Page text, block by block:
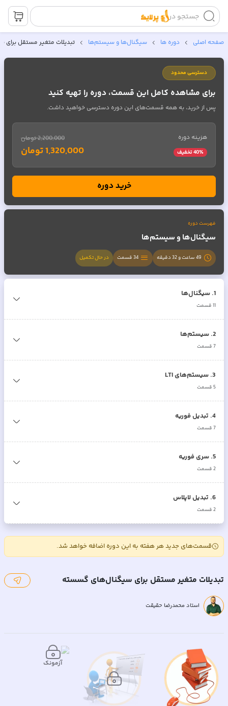
جستجو در
صفحه اصلی دوره ها سیگنال‌ها و سیستم‌ها تبدیلات متغیر مستقل
دسترسی محدود
برای مشاهده کامل این قسمت، دوره را تهیه کنید
پس از خرید، به همه قسمت‌های این دوره دسترسی خواهید داشت.
هزینه دوره
40٪ تخفیف
2,200,000 تومان
1,320,000 تومان
خرید دوره
فهرست دوره
سیگنال‌ها و سیستم‌ها
49 ساعت و 32 دقیقه 34قسمت در حال تکمیل
1
. سیگنال‌ها
11قسمت
2
. سیستم‌ها
7قسمت
3
. سیستم‌های LTI
5قسمت
4
. تبدیل فوریه
7قسمت
5
. سری فوریه
2قسمت
6
. تبدیل لاپلاس
2قسمت
قسمت‌های جدید هر هفته به این دوره اضافه خواهد شد.
تبدیلات متغیر مستقل برای سیگنال‌های گسسته
استاد محمدرضا حقیقت
آزمونک